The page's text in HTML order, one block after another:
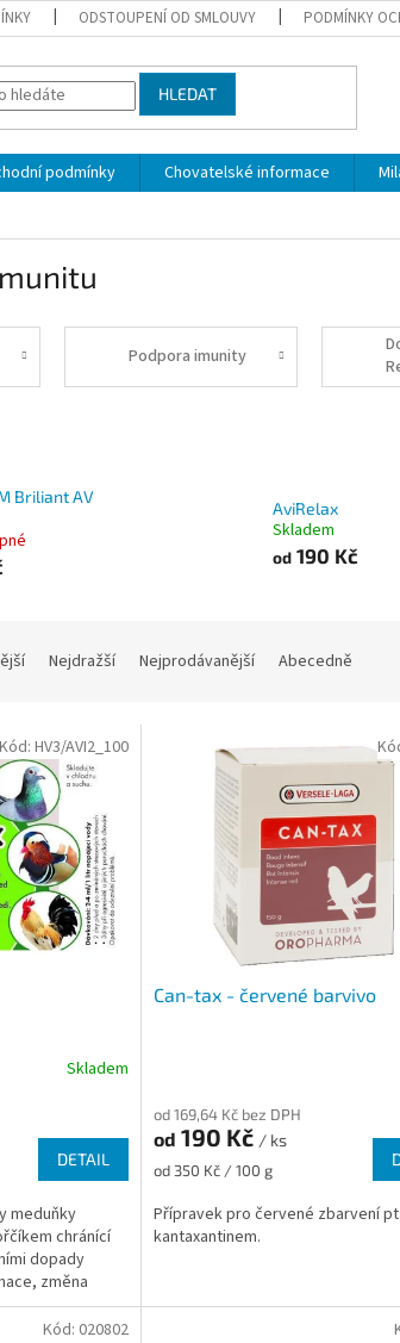
ODSTOUPENÍ OD SMLOUVY PODMÍNKY
HLEDAT
podmínky Chovatelské informace
Podpora imunity
Briliant AV
AviRelax
Skladem
od190 Kč
Nejdražší Nejprodávanější Abecedně
Skladem
DETAIL
meduňky
chránící
dopady
změna
v...
Kód: HV3/AVI2_100
Can-tax - červené barvivo
od 169,64 Kč bez DPH
od 190 Kč / ks
Měrná
od 350 Kč / 100 g
Přípravek pro červené zbarvení
kantaxantinem.
Kód: 020802